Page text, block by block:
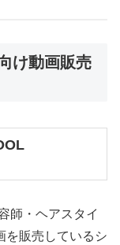
け動画販売
師・ヘアスタイ
を販売しているシ